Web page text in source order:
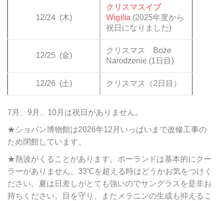
12/24 (木)
クリスマスイブ
Wigilia (2025年度から
祝日になりました)
12/25 (金)
クリスマス Boże
Narodzenie (1日目)
12/26 (土) クリスマス（2日目）
7月、9月、10月は祝日がありません。
★ショパン博物館は2026年12月いっぱいまで改修工事の
ため閉館しています。
★熱波がくることがあります。ポーランドは基本的にクー
ラーがありません。33℃を超える時はどうかお気をつけく
ださい。夏は日差しがとても強いのでサングラスを是非お
持ちください。目を守り、またメラニンの生成も抑えるこ